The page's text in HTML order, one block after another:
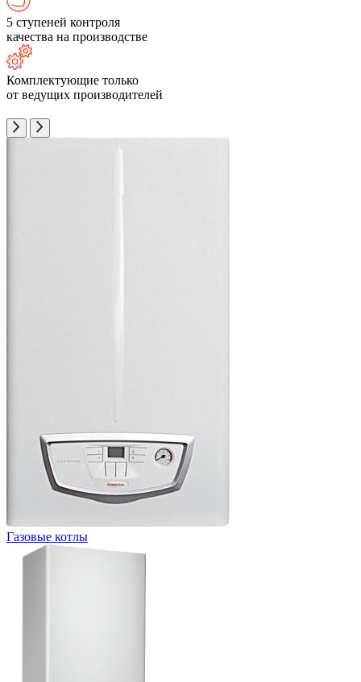
5 ступеней контроля
качества на производстве
Комплектующие только
от ведущих производителей
Газовые котлы